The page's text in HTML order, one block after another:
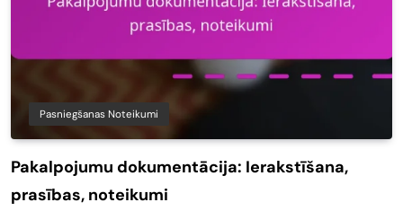
Pasniegšanas Noteikumi
Pakalpojumu dokumentācija: Ierakstīšana,
prasības, noteikumi